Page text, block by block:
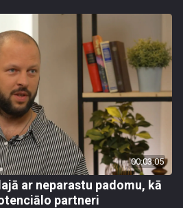
00:03:05
ar neparastu padomu, kā
partneri